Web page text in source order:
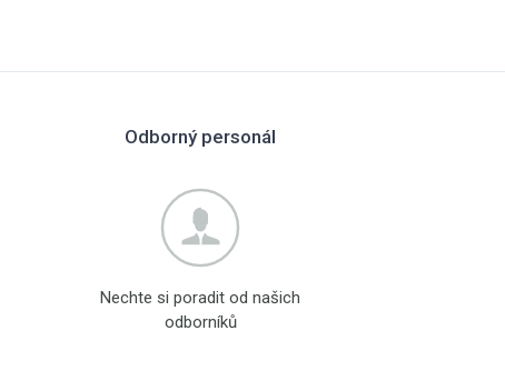
Odborný personál
Nechte si poradit od našich
odborníků